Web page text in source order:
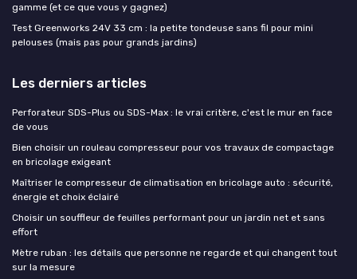
gamme (et ce que vous y gagnez)
Test Greenworks 24V 33 cm : la petite tondeuse sans fil pour mini
pelouses (mais pas pour grands jardins)
Les derniers articles
Perforateur SDS-Plus ou SDS-Max : le vrai critère, c'est le mur en face
de vous
Bien choisir un rouleau compresseur pour vos travaux de compactage
en bricolage exigeant
Maîtriser le compresseur de climatisation en bricolage auto : sécurité,
énergie et choix éclairé
Choisir un souffleur de feuilles performant pour un jardin net et sans
effort
Mètre ruban : les détails que personne ne regarde et qui changent tout
sur la mesure